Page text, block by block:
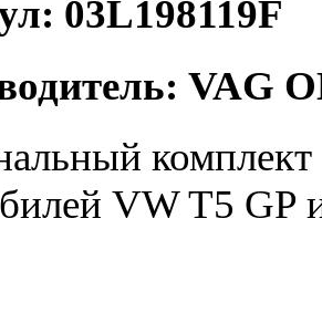
03L198119F
VAG
VW T5 GP